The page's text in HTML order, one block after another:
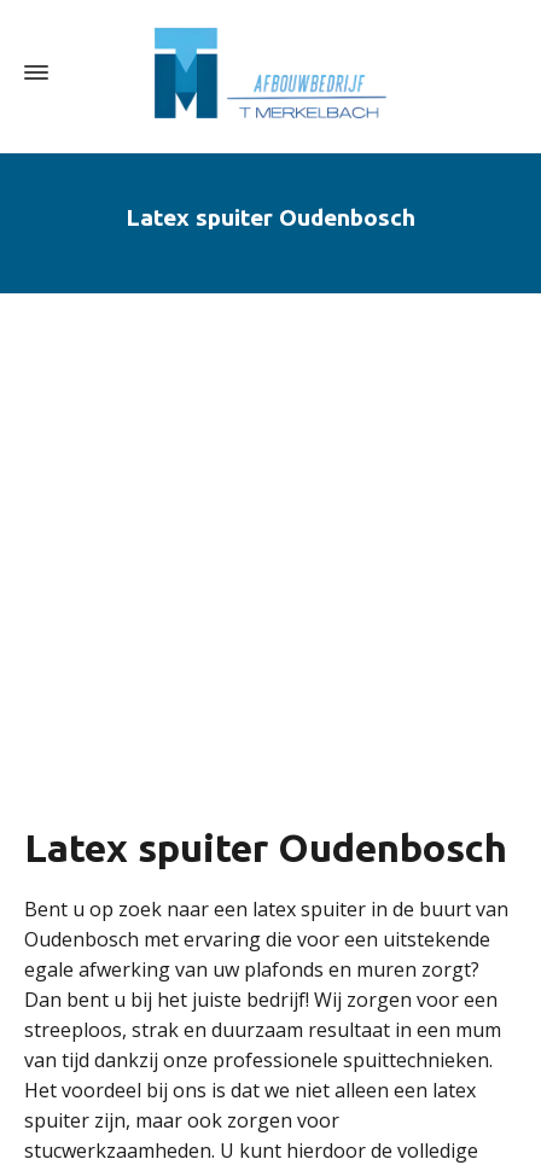
Latex spuiter Oudenbosch
Latex spuiter Oudenbosch
Bent u op zoek naar een latex spuiter in de buurt van
Oudenbosch met ervaring die voor een uitstekende
egale afwerking van uw plafonds en muren zorgt?
Dan bent u bij het juiste bedrijf! Wij zorgen voor een
streeploos, strak en duurzaam resultaat in een mum
van tijd dankzij onze professionele spuittechnieken.
Het voordeel bij ons is dat we niet alleen een latex
spuiter zijn, maar ook zorgen voor
stucwerkzaamheden. U kunt hierdoor de volledige